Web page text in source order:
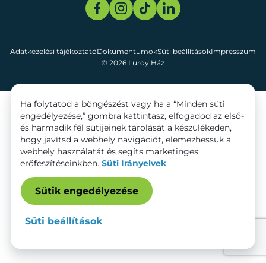
© 2026 Lurdy Ház
Adatkezelési tájékoztatóDokumentumokSüti beállításokImpresszum
Ha folytatod a böngészést vagy ha a “Minden süti
engedélyezése,” gombra kattintasz, elfogadod az első-
és harmadik fél sütijeinek tárolását a készülékeden,
hogy javítsd a webhely navigációt, elemezhessük a
webhely használatát és segíts marketinges
erőfeszítéseinkben. Süti Irányelvek
Sütik engedélyezése
Süti beállítások